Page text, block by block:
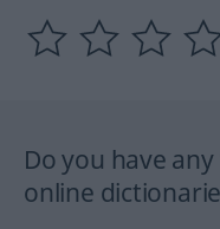
Do you have
online